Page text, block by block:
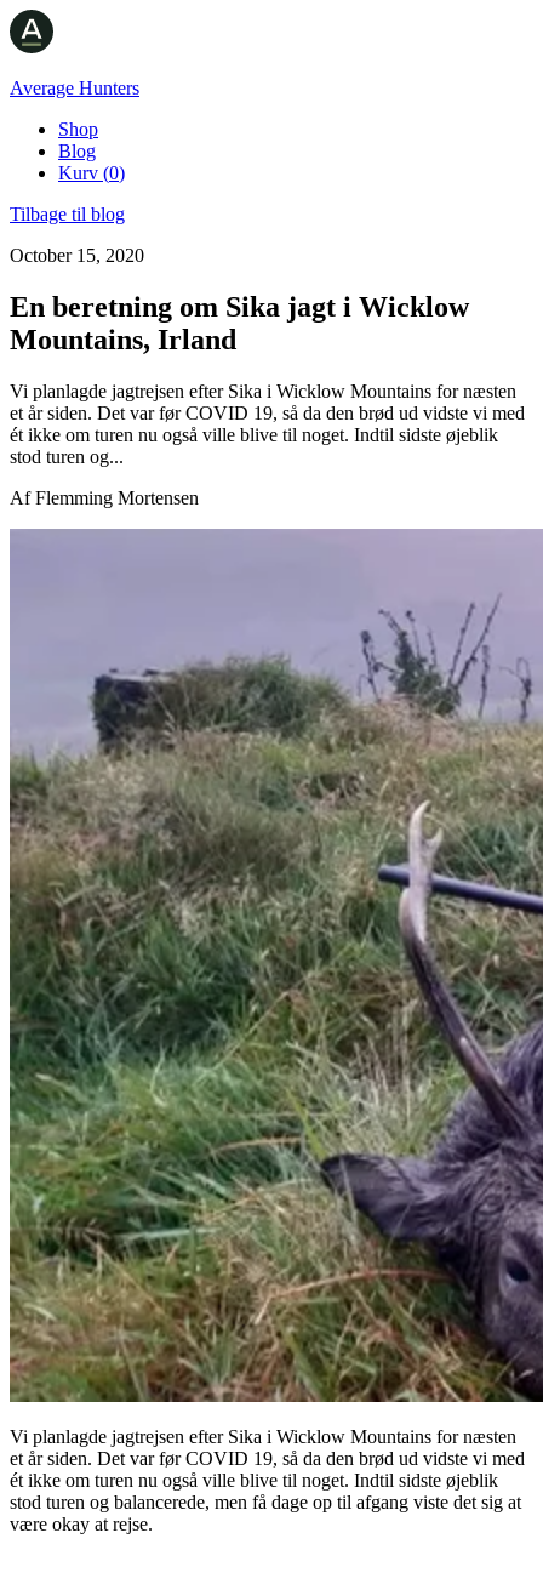
Average Hunters
Shop
Blog
Kurv (0)
Tilbage til blog
October 15, 2020
En beretning om Sika jagt i Wicklow
Mountains, Irland
Vi planlagde jagtrejsen efter Sika i Wicklow Mountains for næsten
et år siden. Det var før COVID 19, så da den brød ud vidste vi med
ét ikke om turen nu også ville blive til noget. Indtil sidste øjeblik
stod turen og...
AfFlemming Mortensen
Vi planlagde jagtrejsen efter Sika i Wicklow Mountains for næsten
et år siden. Det var før COVID 19, så da den brød ud vidste vi med
ét ikke om turen nu også ville blive til noget. Indtil sidste øjeblik
stod turen og balancerede, men få dage op til afgang viste det sig at
være okay at rejse.